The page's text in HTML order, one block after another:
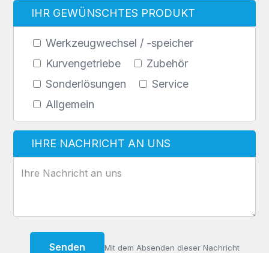
IHR GEWÜNSCHTES PRODUKT
Werkzeugwechsel / -speicher
Kurvengetriebe
Zubehör
Sonderlösungen
Service
Allgemein
IHRE NACHRICHT AN UNS
Mit dem Absenden dieser Nachricht